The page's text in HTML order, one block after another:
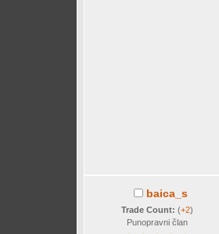
baica_s
Trade Count: (+2)
Punopravni član